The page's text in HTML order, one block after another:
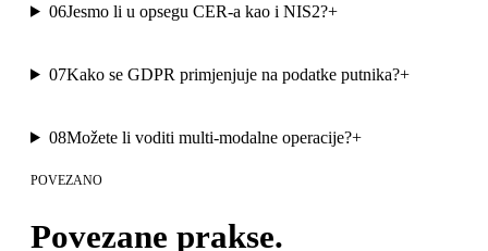
06Jesmo li u opsegu CER-a kao i NIS2?+
07Kako se GDPR primjenjuje na podatke putnika?+
08Možete li voditi multi-modalne operacije?+
POVEZANO
Povezane prakse.